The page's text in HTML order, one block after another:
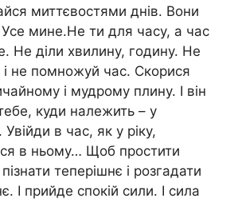
миттєвостями днів. Вони
мине.Не ти для часу, а час
Не діли хвилину, годину. Не
і не помножуй час. Скорися
і мудрому плину. І він
куди належить – у
Увійди в час, як у ріку,
в ньому… Щоб простити
теперішнє і розгадати
І прийде спокій сили. І сила